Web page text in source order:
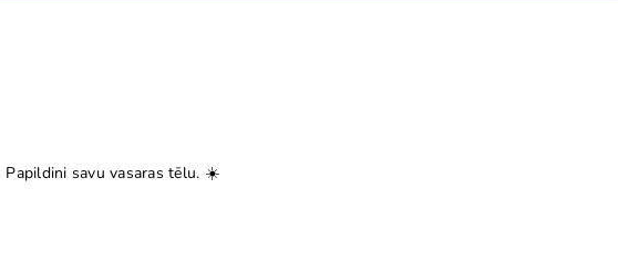
Papildini savu vasaras tēlu. ☀️